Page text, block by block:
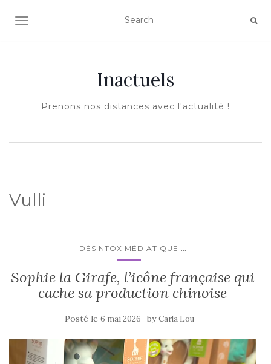
AFFICHER/MASQUER LA NAVIGATION
Inactuels
Prenons nos distances avec l'actualité !
Vulli
DÉSINTOX MÉDIATIQUE ...
Sophie la Girafe, l’icône française qui
cache sa production chinoise
Posté le 6 mai 2026 byCarla Lou